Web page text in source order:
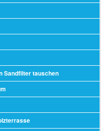
Sandfilter tauschen